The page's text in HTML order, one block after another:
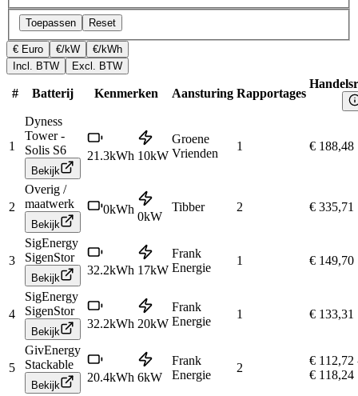
Toepassen Reset
€ Euro €/kW
€/kWh
Incl. BTW
Excl. BTW
# Batterij Kenmerken Aansturing Rapportages
1
Dyness
Tower -
Solis S6
Bekijk
21.3kWh 10kW
Groene
Vrienden
1 € 188,48
2
Overig /
maatwerk
Bekijk
0kWh
0kW
Tibber 2 € 335,71
3
SigEnergy
SigenStor
Bekijk
32.2kWh 17kW
Frank
Energie
1 € 149,70
4
SigEnergy
SigenStor
Bekijk
32.2kWh 20kW
Frank
Energie
1 € 133,31
5
GivEnergy
Stackable
Bekijk
20.4kWh 6kW
Frank
Energie
2
€ 112,72
€ 118,24